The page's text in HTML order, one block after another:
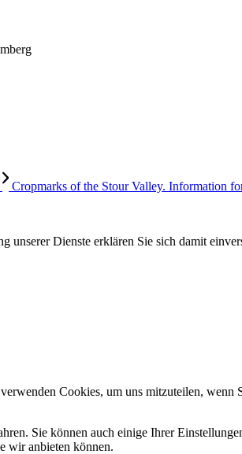
Cropmarks of the Stour Valley. Information
Dienste erklären Sie sich damit
Cookies, um uns mitzuteilen, wenn
Sie können auch einige Ihrer
wir anbieten können.